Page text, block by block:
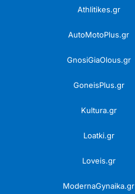
Athlitikes.gr
AutoMotoPlus.gr
GnosiGiaOlous.gr
GoneisPlus.gr
Kultura.gr
Loatki.gr
Loveis.gr
ModernaGynaika.gr